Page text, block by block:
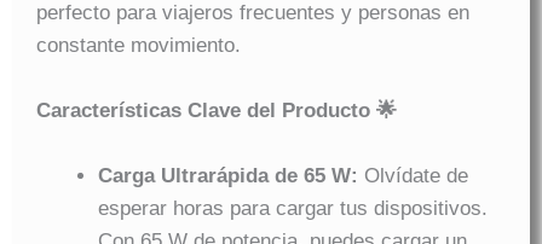
perfecto para viajeros frecuentes y personas en
constante movimiento.
Características Clave del Producto 🌟
Carga Ultrarápida de 65 W: Olvídate de
esperar horas para cargar tus dispositivos.